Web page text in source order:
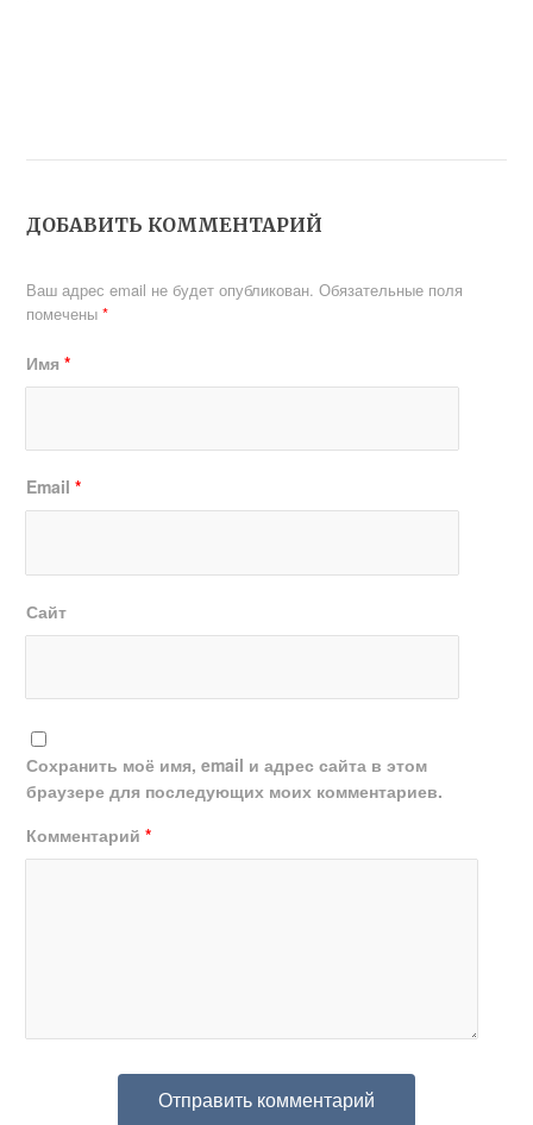
ДОБАВИТЬ КОММЕНТАРИЙ
Ваш адрес email не будет опубликован. Обязательные поля
помечены*
Имя*
Email*
Сайт
Сохранить моё имя, email и адрес сайта в этом
браузере для последующих моих комментариев.
Комментарий*